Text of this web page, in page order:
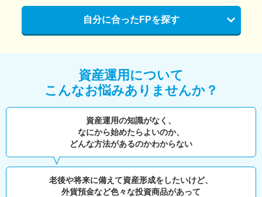
自分に合ったFPを探す
資産運用について
こんなお悩みありませんか？
資産運用の知識がなく、
なにから始めたらよいのか、
どんな方法があるのかわからない
老後や将来に備えて資産形成をしたいけど、
外貨預金など色々な投資商品があって